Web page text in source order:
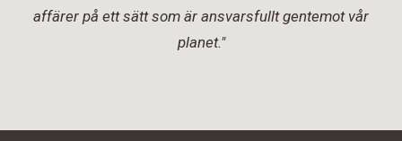
affärer på ett sätt som är ansvarsfullt gentemot vår
planet."